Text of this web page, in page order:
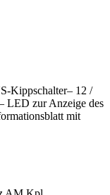
Kippschalter– 12 /
LED zur Anzeige des
mit